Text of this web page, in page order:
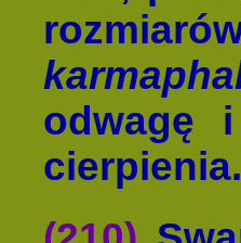
odwagę
cierpienia.